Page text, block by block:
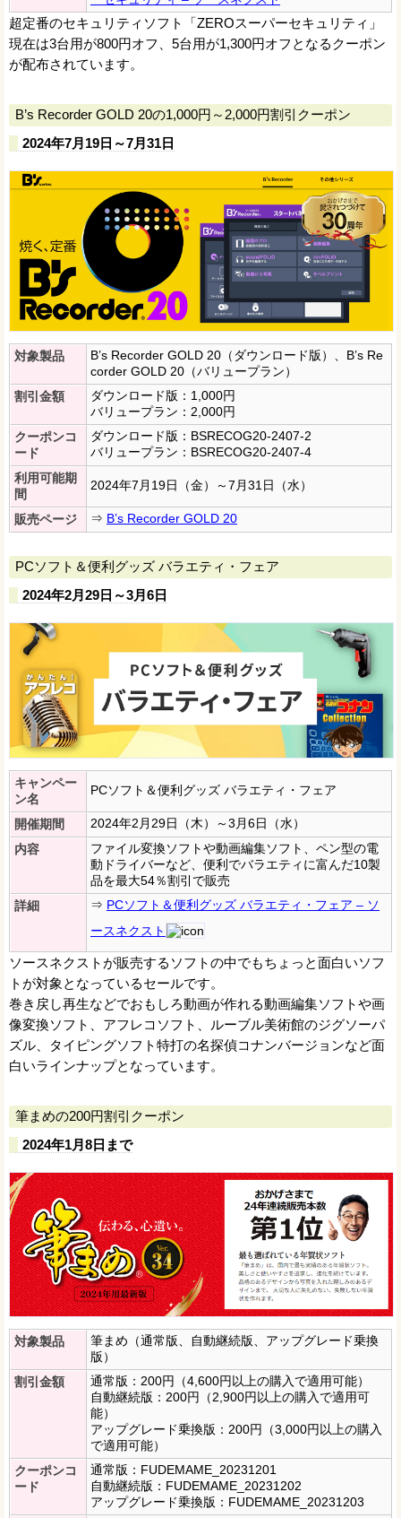
超定番のセキュリティソフト「ZEROスーパーセキュリティ」
現在は3台用が800円オフ、5台用が1,300円オフとなるクーポン
が配布されています。
B’s Recorder GOLD 20の1,000円～2,000円割引クーポン
2024年7月19日～7月31日
対象製品
B’s Recorder GOLD 20（ダウンロード版）、B’s Re
corder GOLD 20（バリュープラン）
割引金額
ダウンロード版：1,000円
バリュープラン：2,000円
クーポンコ
ード
ダウンロード版：BSRECOG20-2407-2
バリュープラン：BSRECOG20-2407-4
利用可能期
間
2024年7月19日（金）～7月31日（水）
販売ページ ⇒ B’s Recorder GOLD 20
PCソフト＆便利グッズ バラエティ・フェア
2024年2月29日～3月6日
キャンペー
ン名
PCソフト＆便利グッズ バラエティ・フェア
開催期間
2024年2月29日（木）～3月6日（水）
内容
ファイル変換ソフトや動画編集ソフト、ペン型の電
動ドライバーなど、便利でバラエティに富んだ10製
品を最大54％割引で販売
詳細
⇒ PCソフト＆便利グッズ バラエティ・フェア – ソ
ースネクスト
ソースネクストが販売するソフトの中でもちょっと面白いソフ
トが対象となっているセールです。
巻き戻し再生などでおもしろ動画が作れる動画編集ソフトや画
像変換ソフト、アフレコソフト、ルーブル美術館のジグソーパ
ズル、タイピングソフト特打の名探偵コナンバージョンなど面
白いラインナップとなっています。
筆まめの200円割引クーポン
2024年1月8日まで
対象製品
筆まめ（通常版、自動継続版、アップグレード乗換
版）
割引金額
通常版：200円（4,600円以上の購入で適用可能）
自動継続版：200円（2,900円以上の購入で適用可
能）
アップグレード乗換版：200円（3,000円以上の購入
で適用可能）
クーポンコ
ード
通常版：FUDEMAME_20231201
自動継続版：FUDEMAME_20231202
アップグレード乗換版：FUDEMAME_20231203